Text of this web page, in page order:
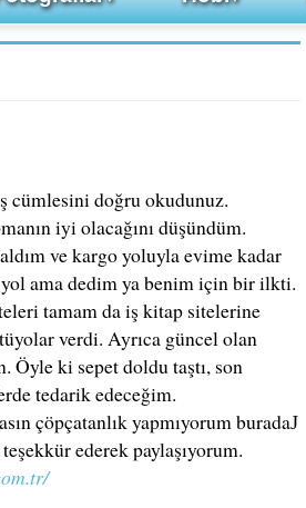
doğru okudunuz.
iyi olacağını düşündüm.
ve kargo yoluyla evime kadar
ama dedim ya benim için bir ilkti.
tamam da iş kitap sitelerine
verdi. Ayrıca güncel olan
Öyle ki sepet doldu taştı, son
tedarik edeceğim.
çöpçatanlık yapmıyorum buradaJ
ederek paylaşıyorum.